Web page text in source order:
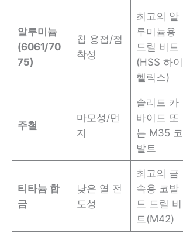
알루미늄
(6061/70
75)
칩 용접/점
착성
최고의 알
루미늄용
드릴 비트
(HSS 하이
헬릭스)
주철
마모성/먼
지
솔리드 카
바이드 또
는 M35 코
발트
티타늄 합
금
낮은 열 전
도성
최고의 금
속용 코발
트 드릴 비
트(M42)